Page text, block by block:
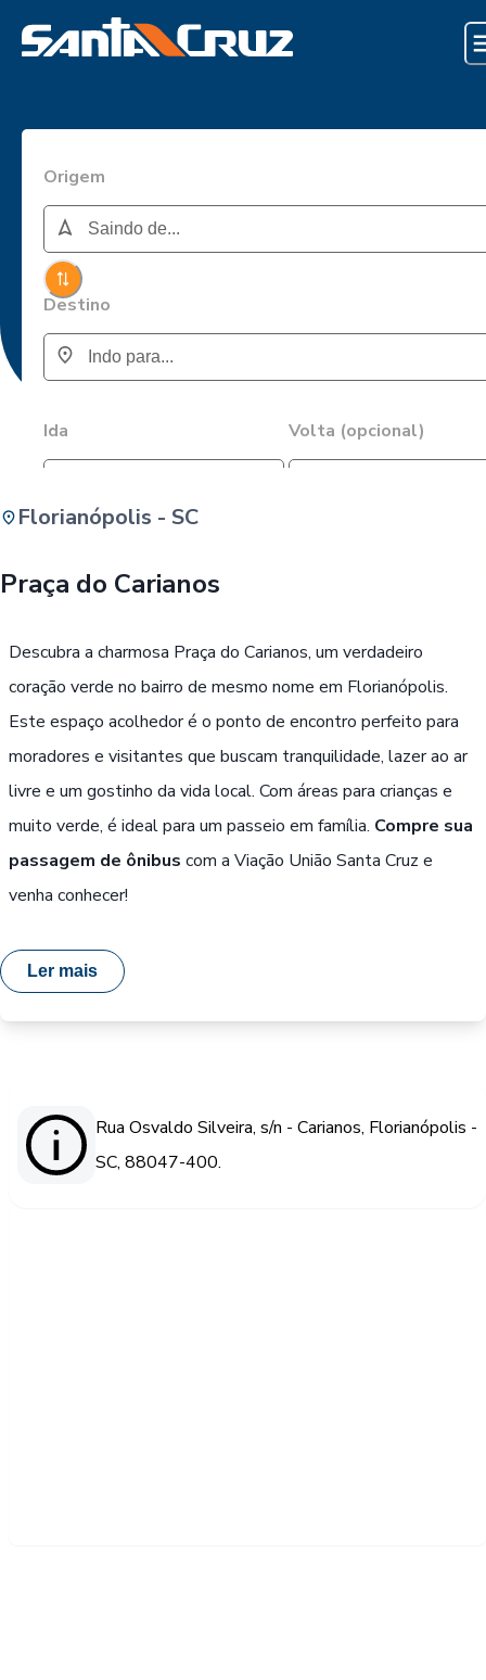
Origem
Destino
Ida Volta (opcional)
Florianópolis - SC
Praça do Carianos
Descubra a charmosa Praça do Carianos, um verdadeiro
coração verde no bairro de mesmo nome em Florianópolis.
Este espaço acolhedor é o ponto de encontro perfeito para
moradores e visitantes que buscam tranquilidade, lazer ao ar
livre e um gostinho da vida local. Com áreas para crianças e
muito verde, é ideal para um passeio em família. Compre sua
passagem de ônibus com a Viação União Santa Cruz e
venha conhecer!
Ler mais
Rua Osvaldo Silveira, s/n - Carianos, Florianópolis -
SC, 88047-400.